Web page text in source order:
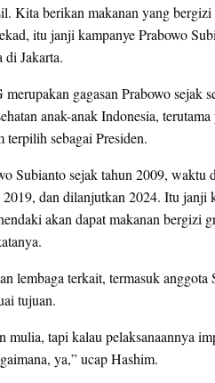
Kita berikan makanan yang
itu janji kampanye Prabowo
di Jakarta.
gagasan Prabowo sejak
anak-anak Indonesia,
terpilih sebagai Presiden.
Subianto sejak tahun 2009,
dan dilanjutkan 2024. Itu janji
akan dapat makanan bergizi
lembaga terkait, termasuk
tujuan.
mulia, tapi kalau pelaksanaannya
ya,” ucap Hashim.